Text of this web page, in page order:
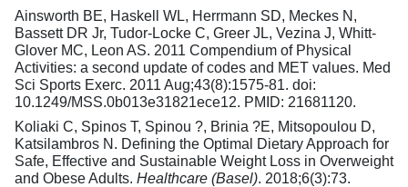
Ainsworth BE, Haskell WL, Herrmann SD, Meckes N,
Bassett DR Jr, Tudor-Locke C, Greer JL, Vezina J, Whitt-
Glover MC, Leon AS. 2011 Compendium of Physical
Activities: a second update of codes and MET values. Med
Sci Sports Exerc. 2011 Aug;43(8):1575-81. doi:
10.1249/MSS.0b013e31821ece12. PMID: 21681120.
Koliaki C, Spinos T, Spinou ?, Brinia ?E, Mitsopoulou D,
Katsilambros N. Defining the Optimal Dietary Approach for
Safe, Effective and Sustainable Weight Loss in Overweight
and Obese Adults. Healthcare (Basel). 2018;6(3):73.